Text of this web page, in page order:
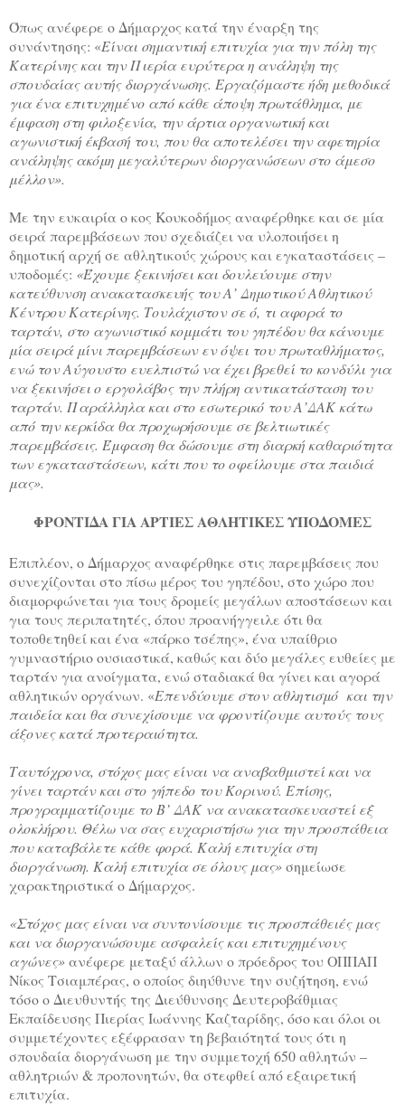
Όπως ανέφερε ο Δήμαρχος κατά την έναρξη της
συνάντησης: «Είναι σημαντική επιτυχία για την πόλη της
Κατερίνης και την Πιερία ευρύτερα η ανάληψη της
σπουδαίας αυτής διοργάνωσης. Εργαζόμαστε ήδη μεθοδικά
για ένα επιτυχημένο από κάθε άποψη πρωτάθλημα, με
έμφαση στη φιλοξενία, την άρτια οργανωτική και
αγωνιστική έκβασή του, που θα αποτελέσει την αφετηρία
ανάληψης ακόμη μεγαλύτερων διοργανώσεων στο άμεσο
μέλλον».
Με την ευκαιρία ο κος Κουκοδήμος αναφέρθηκε και σε μία
σειρά παρεμβάσεων που σχεδιάζει να υλοποιήσει η
δημοτική αρχή σε αθλητικούς χώρους και εγκαταστάσεις –
υποδομές: «Έχουμε ξεκινήσει και δουλεύουμε στην
κατεύθυνση ανακατασκευής του Α’ Δημοτικού Αθλητικού
Κέντρου Κατερίνης. Τουλάχιστον σε ό, τι αφορά το
ταρτάν, στο αγωνιστικό κομμάτι του γηπέδου θα κάνουμε
μία σειρά μίνι παρεμβάσεων εν όψει του πρωταθλήματος,
ενώ τον Αύγουστο ευελπιστώ να έχει βρεθεί το κονδύλι για
να ξεκινήσει ο εργολάβος την πλήρη αντικατάσταση του
ταρτάν. Παράλληλα και στο εσωτερικό του Α’ΔΑΚ κάτω
από την κερκίδα θα προχωρήσουμε σε βελτιωτικές
παρεμβάσεις. Έμφαση θα δώσουμε στη διαρκή καθαριότητα
των εγκαταστάσεων, κάτι που το οφείλουμε στα παιδιά
μας».
ΦΡΟΝΤΙΔΑ ΓΙΑ ΑΡΤΙΕΣ ΑΘΛΗΤΙΚΕΣ ΥΠΟΔΟΜΕΣ
Επιπλέον, ο Δήμαρχος αναφέρθηκε στις παρεμβάσεις που
συνεχίζονται στο πίσω μέρος του γηπέδου, στο χώρο που
διαμορφώνεται για τους δρομείς μεγάλων αποστάσεων και
για τους περιπατητές, όπου προανήγγειλε ότι θα
τοποθετηθεί και ένα «πάρκο τσέπης», ένα υπαίθριο
γυμναστήριο ουσιαστικά, καθώς και δύο μεγάλες ευθείες με
ταρτάν για ανοίγματα, ενώ σταδιακά θα γίνει και αγορά
αθλητικών οργάνων. «Επενδύουμε στον αθλητισμό και την
παιδεία και θα συνεχίσουμε να φροντίζουμε αυτούς τους
άξονες κατά προτεραιότητα.
Ταυτόχρονα, στόχος μας είναι να αναβαθμιστεί και να
γίνει ταρτάν και στο γήπεδο του Κορινού. Επίσης,
προγραμματίζουμε το Β’ ΔΑΚ να ανακατασκευαστεί εξ
ολοκλήρου. Θέλω να σας ευχαριστήσω για την προσπάθεια
που καταβάλετε κάθε φορά. Καλή επιτυχία στη
διοργάνωση. Καλή επιτυχία σε όλους μας» σημείωσε
χαρακτηριστικά ο Δήμαρχος.
«Στόχος μας είναι να συντονίσουμε τις προσπάθειές μας
και να διοργανώσουμε ασφαλείς και επιτυχημένους
αγώνες» ανέφερε μεταξύ άλλων ο πρόεδρος του ΟΠΠΑΠ
Νίκος Τσιαμπέρας, ο οποίος διηύθυνε την συζήτηση, ενώ
τόσο ο Διευθυντής της Διεύθυνσης Δευτεροβάθμιας
Εκπαίδευσης Πιερίας Ιωάννης Καζταρίδης, όσο και όλοι οι
συμμετέχοντες εξέφρασαν τη βεβαιότητά τους ότι η
σπουδαία διοργάνωση με την συμμετοχή 650 αθλητών –
αθλητριών & προπονητών, θα στεφθεί από εξαιρετική
επιτυχία.